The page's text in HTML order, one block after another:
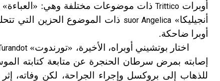
أوبرات Trittico ذات موضوعات مختلفة وهي: «العباءة»
أنجيليكا» suor Angelica ذات الموضوع الحزين التي
أوبرا ضاحكة.
اختار بوتشيني أوبراه، الأخيرة، «تورندوت»
إصابته بمرض سرطان الحنجرة عن متابعة كتابته
للذهاب إلى بروكسل وإجراء الجراحة، لكن وفاته،